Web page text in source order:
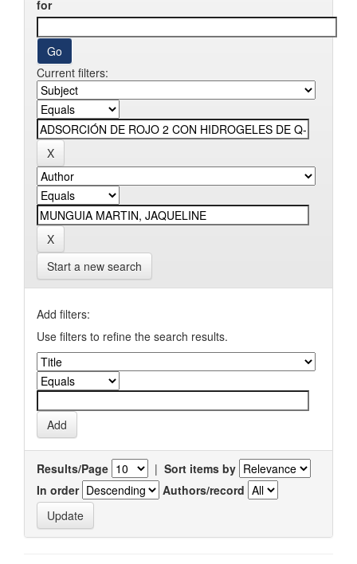
for
Current filters:
Start a new search
Add filters:
Use filters to refine the search results.
Results/Page | Sort items by
In order
Authors/record